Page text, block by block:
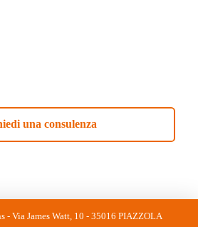
una consulenza
- Via James Watt, 10 - 35016 PIAZZOLA